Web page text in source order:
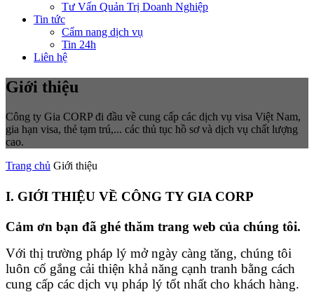
Tư Vấn Quản Trị Doanh Nghiệp
Tin tức
Cẩm nang dịch vụ
Tin 24h
Liên hệ
Giới thiệu
Công ty Gia CORP đi đầu về cung cấp các dịch vụ visa Việt Nam,
gia hạn visa, thẻ tạm trú,... các thủ tục hồ sơ và dịch vụ chất lượng
cao.
Trang chủ Giới thiệu
I. GIỚI THIỆU VỀ CÔNG TY GIA CORP
Cảm ơn bạn đã ghé thăm trang web của chúng tôi.
Với thị trường pháp lý mở ngày càng tăng, chúng tôi
luôn cố gắng cải thiện khả năng cạnh tranh bằng cách
cung cấp các dịch vụ pháp lý tốt nhất cho khách hàng.